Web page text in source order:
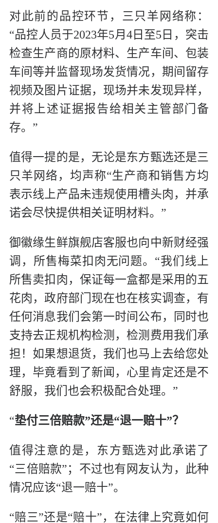
对此前的品控环节，三只羊网络称：
“品控人员于2023年5月4日至5日，突击
检查生产商的原材料、生产车间、包装
车间等并监督现场发货情况，期间留存
视频及图片证据，现场并未发现异样，
并将上述证据报告给相关主管部门备
存。”
值得一提的是，无论是东方甄选还是三
只羊网络，均声称“生产商和销售方均
表示线上产品未违规使用槽头肉，并承
诺会尽快提供相关证明材料。”
御徽缘生鲜旗舰店客服也向中新财经强
调，所售梅菜扣肉无问题。“我们线上
所售卖扣肉，保证每一盒都是采用的五
花肉，政府部门现在也在核实调查，有
任何消息我们会第一时间公布，同时也
支持去正规机构检测，检测费用我们承
担！如果想退货，我们也马上去给您处
理，毕竟看到了新闻，心里肯定还是不
舒服，我们也会积极配合处理。”
“垫付三倍赔款”还是“退一赔十”？
值得注意的是，东方甄选对此承诺了
“三倍赔款”；不过也有网友认为，此种
情况应该“退一赔十”。
“赔三”还是“赔十”，在法律上究竟如何